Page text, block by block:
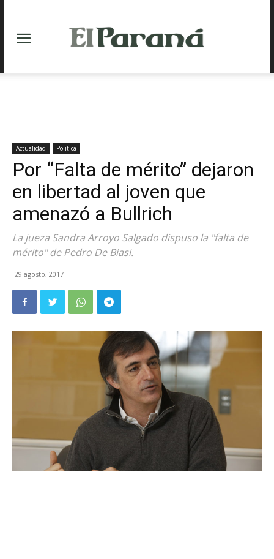
Actualidad Politica
Por “Falta de mérito” dejaron
en libertad al joven que
amenazó a Bullrich
La jueza Sandra Arroyo Salgado dispuso la "falta de
mérito" de Pedro De Biasi.
29 agosto, 2017